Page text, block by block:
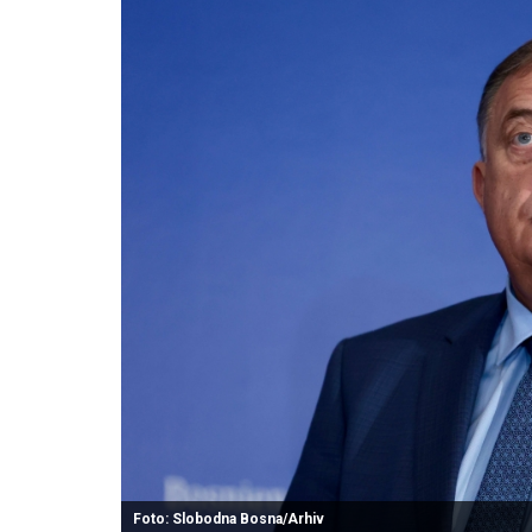
Foto: Slobodna Bosna/Arhiv